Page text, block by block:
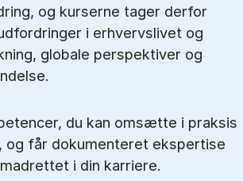
og kurserne tager derfor
i erhvervslivet og
globale perspektiver og
du kan omsætte i praksis
og får dokumenteret ekspertise
i din karriere.